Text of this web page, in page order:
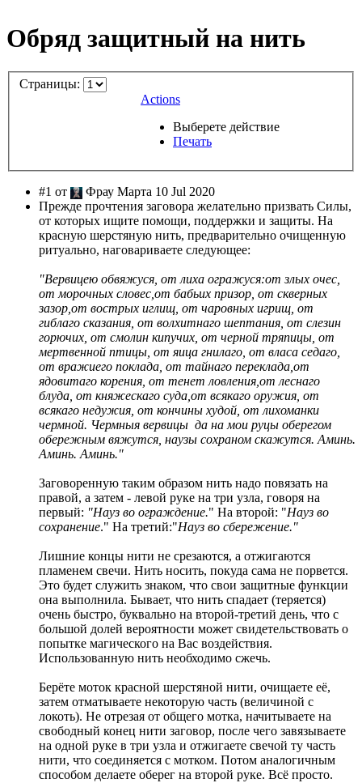
Обряд защитный на нить
Страницы:
Actions
Выберете действие
Печать
#1 от
Фрау Марта 10 Jul 2020
Прежде прочтения заговора желательно призвать Силы,
от которых ищите помощи, поддержки и защиты. На
красную шерстяную нить, предварительно очищенную
ритуально, наговариваете следующее:
"Вервицею обвяжуся, от лиха огражуся:от злых очес,
от морочных словес,от бабьих призор, от скверных
зазор,от вострых иглищ, от чаровных игрищ, от
гиблаго сказания, от волхитнаго шептания, от слезин
горючих, от смолин кипучих, от черной тряпицы, от
мертвенной птицы, от яица гнилаго, от власа седаго,
от вражиего поклада, от тайнаго переклада,от
ядовитаго корения, от тенет ловления,от леснаго
блуда, от княжескаго суда,от всякаго оружия, от
всякаго недужия, от кончины худой, от лихоманки
чермной. Чермныя вервицы да на мои руцы оберегом
обережным вяжутся, наузы сохраном скажутся. Аминь.
Аминь. Аминь."
Заговоренную таким образом нить надо повязать на
правой, а затем - левой руке на три узла, говоря на
первый: "Науз во ограждение." На второй: "Науз во
сохранение." На третий:"Науз во сбережение."
Лишние концы нити не срезаются, а отжигаются
пламенем свечи. Нить носить, покуда сама не порвется.
Это будет служить знаком, что свои защитные функции
она выполнила. Бывает, что нить спадает (теряется)
очень быстро, буквально на второй-третий день, что с
большой долей вероятности может свидетельствовать о
попытке магического на Вас воздействия.
Использованную нить необходимо сжечь.
Берёте моток красной шерстяной нити, очищаете её,
затем отматываете некоторую часть (величиной с
локоть). Не отрезая от общего мотка, начитываете на
свободный конец нити заговор, после чего завязываете
на одной руке в три узла и отжигаете свечой ту часть
нити, что соединяется с мотком. Потом аналогичным
способом делаете оберег на второй руке. Всё просто.